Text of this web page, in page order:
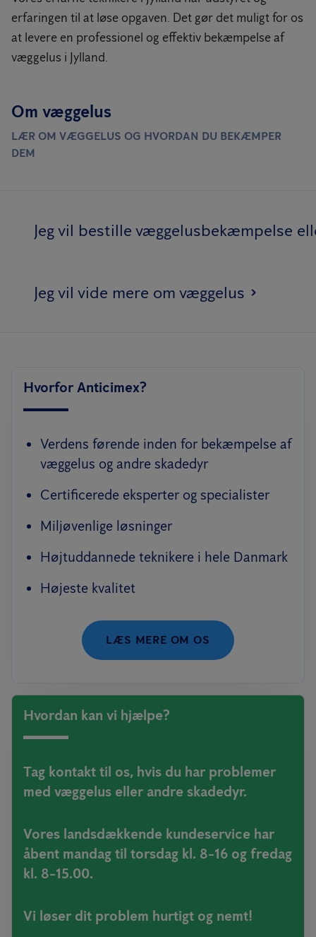
erfaringen til at løse opgaven. Det gør det muligt for os
at levere en professionel og effektiv bekæmpelse af
væggelus i Jylland.
Om væggelus
LÆR OM VÆGGELUS OG HVORDAN DU BEKÆMPER
DEM
Jeg vil bestille væggelusbekæmpelse
Jeg vil vide mere om væggelus
Hvorfor Anticimex?
Verdens førende inden for bekæmpelse af
væggelus og andre skadedyr
Certificerede eksperter og specialister
Miljøvenlige løsninger
Højtuddannede teknikere i hele Danmark
Højeste kvalitet
LÆS MERE OM OS
Hvordan kan vi hjælpe?
Tag kontakt til os, hvis du har problemer
med væggelus eller andre skadedyr.
Vores landsdækkende kundeservice har
åbent mandag til torsdag kl. 8-16 og fredag
kl. 8-15.00.
Vi løser dit problem hurtigt og nemt!